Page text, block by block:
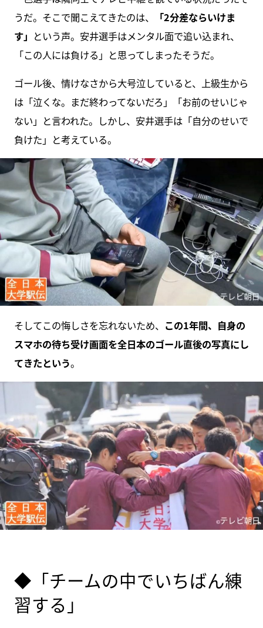
うだ。そこで聞こえてきたのは、
「2分差ならいけま
す」 という声。安井選手はメンタル面で追い込まれ、
「この人には負ける」と思ってしまったそうだ。
ゴール後、情けなさから大号泣していると、上級生から
は「泣くな。まだ終わってないだろ」「お前のせいじゃ
ない」と言われた。しかし、安井選手は「自分のせいで
負けた」と考えている。
そしてこの悔しさを忘れないため、 この1年間、自身の
スマホの待ち受け画面を全日本のゴール直後の写真にし
てきたという。
◆「チームの中でいちばん練
習する」